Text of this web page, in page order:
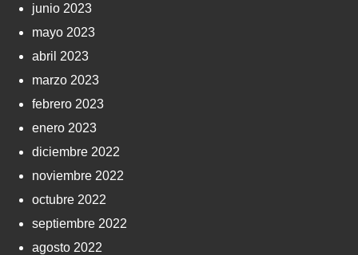
junio 2023
mayo 2023
abril 2023
marzo 2023
febrero 2023
enero 2023
diciembre 2022
noviembre 2022
octubre 2022
septiembre 2022
agosto 2022